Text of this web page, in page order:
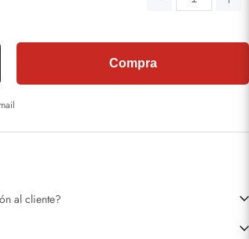
Compra
al cliente?